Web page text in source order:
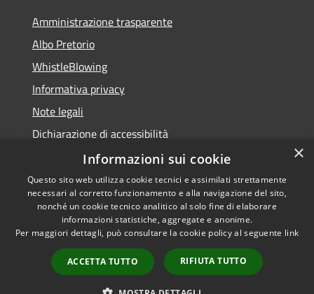
Amministrazione trasparente
Albo Pretorio
WhistleBlowing
Informativa privacy
Note legali
Dichiarazione di accessibilità
Accessibilità
Privacy
Mappa del sito
Obiettivi di accessibilità
Copyright © 2026 • Città di
Montecchio Maggiore •
Powered byMunicipium •
Accesso redazione
×
Informazioni sui cookie
Questo sito web utilizza cookie tecnici e assimilati strettamente
necessari al corretto funzionamento e alla navigazione del sito,
nonché un cookie tecnico analitico al solo fine di elaborare
informazioni statistiche, aggregate e anonime.
Per maggiori dettagli, può consultare la cookie policy al seguente link
ACCETTA TUTTO RIFIUTA TUTTO